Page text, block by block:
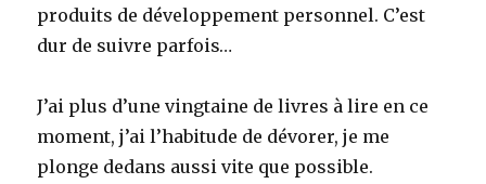
produits de développement personnel. C’est
dur de suivre parfois…
J’ai plus d’une vingtaine de livres à lire en ce
moment, j’ai l’habitude de dévorer, je me
plonge dedans aussi vite que possible.